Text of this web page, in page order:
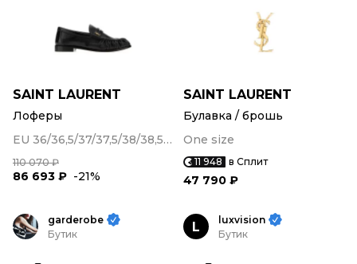
SAINT LAURENT
Лоферы
EU 36/36,5/37/37,5/38/38,5/39/40/41
110 070 ₽
86 693 ₽ -21%
SAINT LAURENT
Булавка / брошь
One size
11 948 в Сплит
47 790 ₽
garderobe
Бутик
L
luxvision
Бутик